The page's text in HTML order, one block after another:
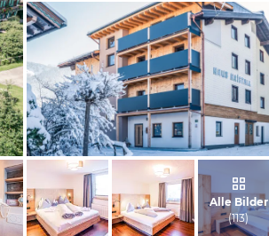
vom Hotelier, Mai 2024
vom Hotelier, Mai 2024
Alle Bilder
(113)